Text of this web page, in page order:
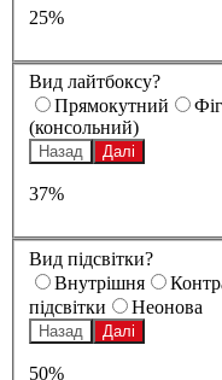
25%
Вид лайтбоксу?
Прямокутний
(консольний)
Назад Далі
37%
Вид підсвітки?
Внутрішня
підсвітки
Неонова
Назад Далі
50%